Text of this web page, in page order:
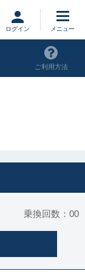
ログイン
ご利用方法
乗換回数：00